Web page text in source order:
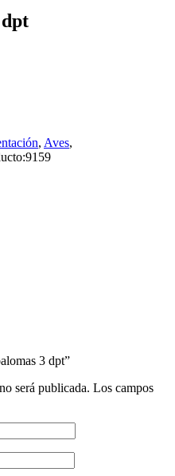
, Aves,
9159
3 dpt”
será publicada. Los campos